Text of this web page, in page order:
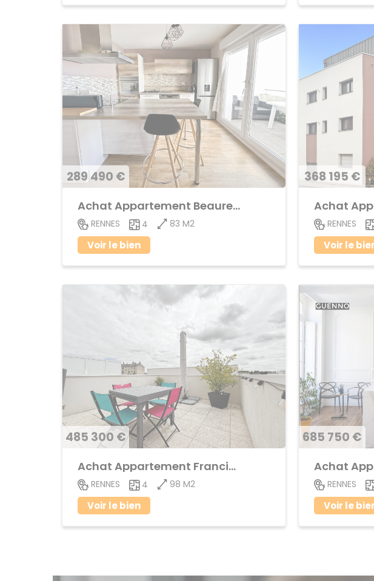
289 490 €
Achat Appartement Beauregard
RENNES 4 83 M2
Voir le bien
368 195 €
RENNES
Voir le
485 300 €
Achat Appartement Francisco ferrer
RENNES 4 98 M2
Voir le bien
685 750 €
RENNES
Voir le